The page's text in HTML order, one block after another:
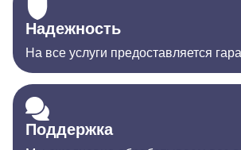
Надежность
На все услуги предоставляется
Поддержка